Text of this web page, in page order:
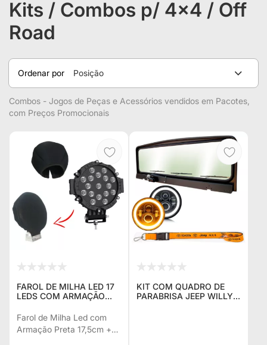
Kits / Combos p/ 4x4 / Off
Road
Ordenar por Posição
Combos - Jogos de Peças e Acessórios vendidos em Pacotes,
com Preços Promocionais
FAROL DE MILHA LED 17
LEDS COM ARMAÇÃO
NEOPRENE KIT / COMBO
-
Farol de Milha Led com
Armação Preta 17,5cm +
KIT COM QUADRO DE
PARABRISA JEEP WILLYS